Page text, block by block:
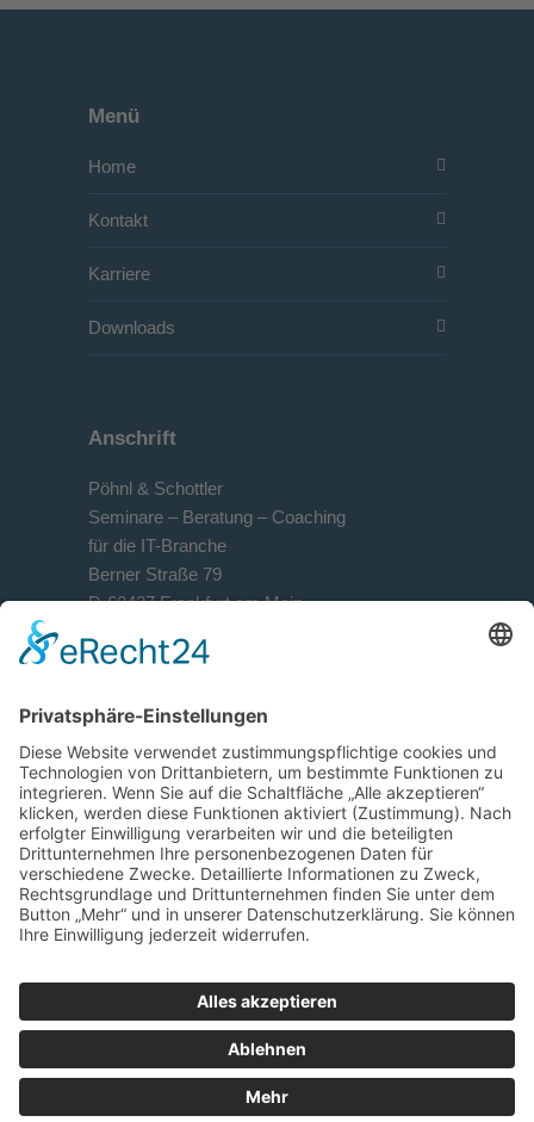
Menü
Home
Kontakt
Karriere
Downloads
Anschrift
Pöhnl & Schottler
Seminare – Beratung – Coaching
für die IT-Branche
Berner Straße 79
D-60437 Frankfurt am Main
+49 69 90 50 944-0
+49 69 90 50 944-29
info@ps-sales-training.de
ps-sales-training.de
© 2025 Pöhnl & Schottler | Alle Rechte
vorbehalten